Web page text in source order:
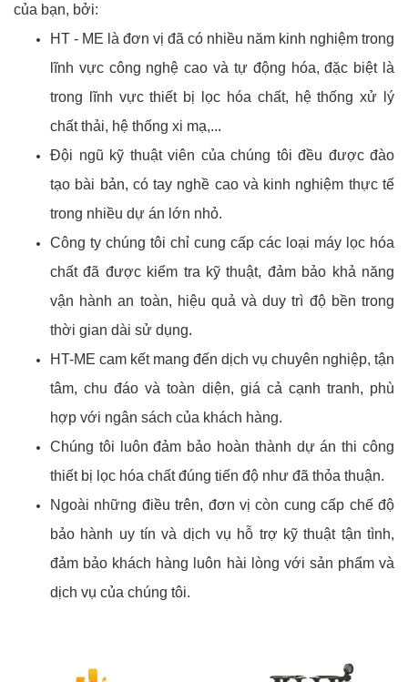
của bạn, bởi:
HT - ME là đơn vị đã có nhiều năm kinh nghiệm trong
lĩnh vực công nghệ cao và tự động hóa, đặc biệt là
trong lĩnh vực thiết bị lọc hóa chất, hệ thống xử lý
chất thải, hệ thống xi mạ,...
Đội ngũ kỹ thuật viên của chúng tôi đều được đào
tạo bài bản, có tay nghề cao và kinh nghiệm thực tế
trong nhiều dự án lớn nhỏ.
Công ty chúng tôi chỉ cung cấp các loại máy lọc hóa
chất đã được kiểm tra kỹ thuật, đảm bảo khả năng
vận hành an toàn, hiệu quả và duy trì độ bền trong
thời gian dài sử dụng.
HT-ME cam kết mang đến dịch vụ chuyên nghiệp, tận
tâm, chu đáo và toàn diện, giá cả cạnh tranh, phù
hợp với ngân sách của khách hàng.
Chúng tôi luôn đảm bảo hoàn thành dự án thi công
thiết bị lọc hóa chất đúng tiến độ như đã thỏa thuận.
Ngoài những điều trên, đơn vị còn cung cấp chế độ
bảo hành uy tín và dịch vụ hỗ trợ kỹ thuật tận tình,
đảm bảo khách hàng luôn hài lòng với sản phẩm và
dịch vụ của chúng tôi.